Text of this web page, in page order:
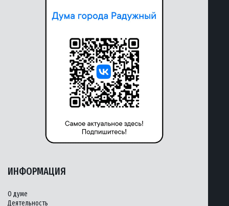
ИНФОРМАЦИЯ
О думе
Деятельность